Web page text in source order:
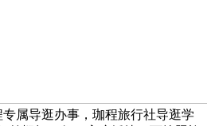
属导逛办事，珈程旅行社导逛学